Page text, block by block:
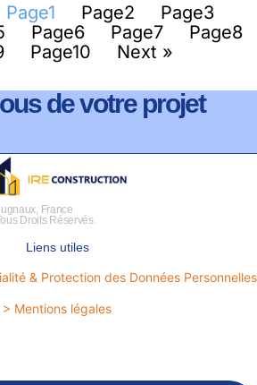
Page1 Page2 Page3
Page6 Page7 Page8
Page10 Next »
de votre projet
France
Droits Réservés.
Liens utiles
& Protection des Données Personnelles
> Mentions légales